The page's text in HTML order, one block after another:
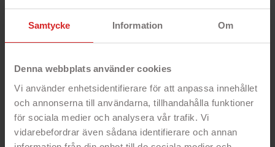
Samtycke Information Om
Denna webbplats använder cookies
Vi använder enhetsidentifierare för att anpassa innehållet
och annonserna till användarna, tillhandahålla funktioner
för sociala medier och analysera vår trafik. Vi
vidarebefordrar även sådana identifierare och annan